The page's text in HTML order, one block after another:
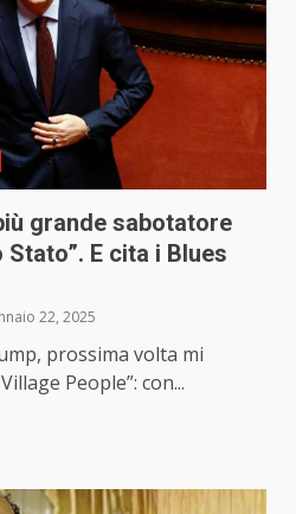
grande sabotatore
E cita i Blues
22, 2025
prossima volta mi
People”: con...